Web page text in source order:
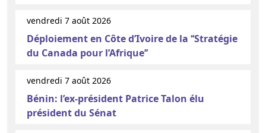
vendredi 7 août 2026
Déploiement en Côte d’Ivoire de la ‘‘Stratégie
du Canada pour l’Afrique’’
vendredi 7 août 2026
Bénin: l’ex-président Patrice Talon élu
président du Sénat